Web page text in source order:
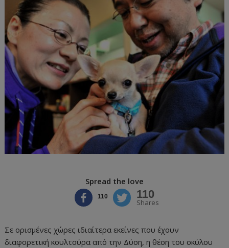
Spread the love
110 110
Shares
Σε ορισμένες χώρες ιδιαίτερα εκείνες που έχουν
διαφορετική κουλτούρα από την Δύση, η θέση του σκύλου